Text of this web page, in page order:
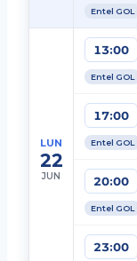
Entel GOL
LUN
22
JUN
13:00
Entel GOL
17:00
Entel GOL
20:00
Entel GOL
23:00